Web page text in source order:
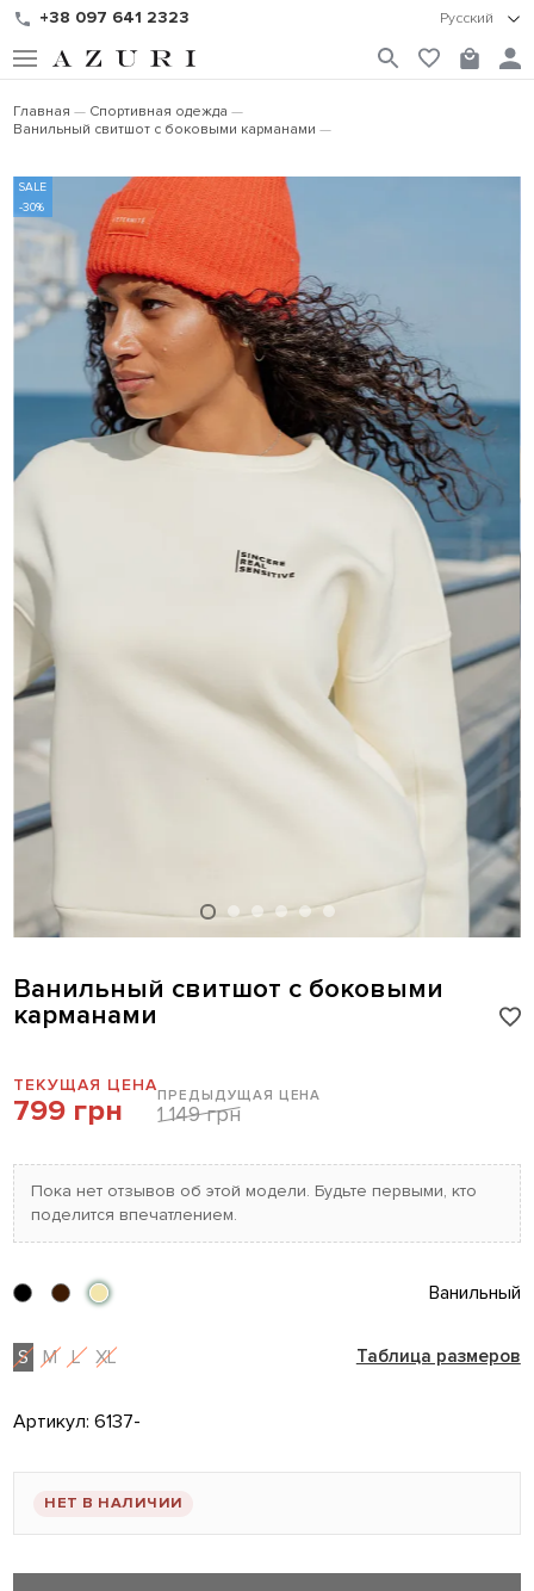
+38 097 641 2323 Русский
Главная
Спортивная одежда
Ванильный свитшот с боковыми карманами
Ванильный свитшот с боковыми
карманами
ТЕКУЩАЯ ЦЕНА
799 грн ПРЕДЫДУЩАЯ ЦЕНА
1 149 грн
Пока нет отзывов об этой модели. Будьте первыми, кто
поделится впечатлением.
Ванильный
S M L XL Таблица размеров
Артикул:6137-
НЕТ В НАЛИЧИИ